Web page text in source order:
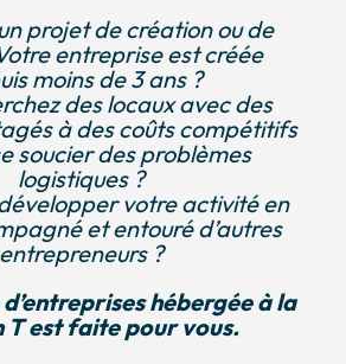
projet de création ou de
entreprise est créée
moins de 3 ans ?
des locaux avec des
à des coûts compétitifs
soucier des problèmes
logistiques ?
développer votre activité en
et entouré d’autres
entrepreneurs ?
hébergée à la
T est faite pour vous.